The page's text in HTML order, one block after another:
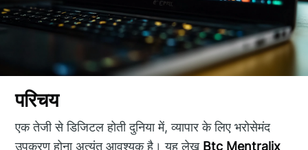
परिचय
एक तेजी से डिजिटल होती दुनिया में, व्यापार के लिए भरोसेमंद
उपकरण होना अत्यंत आवश्यक है। यह लेख Btc Mentralix